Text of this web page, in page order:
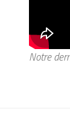
Notre